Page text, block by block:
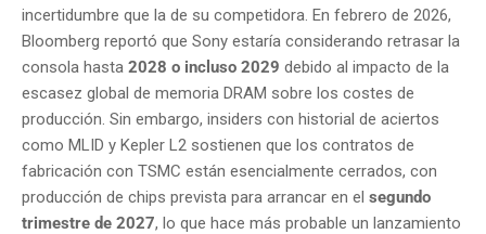
incertidumbre que la de su competidora. En febrero de 2026,
Bloomberg reportó que Sony estaría considerando retrasar la
consola hasta 2028 o incluso 2029 debido al impacto de la
escasez global de memoria DRAM sobre los costes de
producción. Sin embargo, insiders con historial de aciertos
como MLID y Kepler L2 sostienen que los contratos de
fabricación con TSMC están esencialmente cerrados, con
producción de chips prevista para arrancar en el segundo
trimestre de 2027, lo que hace más probable un lanzamiento